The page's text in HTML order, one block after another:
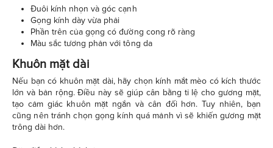
Đuôi kính nhọn và góc cạnh
Gọng kính dày vừa phải
Phần trên của gọng có đường cong rõ ràng
Màu sắc tương phản với tông da
Khuôn mặt dài
Nếu bạn có khuôn mặt dài, hãy chọn kính mắt mèo có kích thước
lớn và bản rộng. Điều này sẽ giúp cân bằng tỉ lệ cho gương mặt,
tạo cảm giác khuôn mặt ngắn và cân đối hơn. Tuy nhiên, bạn
cũng nên tránh chọn gọng kính quá mảnh vì sẽ khiến gương mặt
trông dài hơn.